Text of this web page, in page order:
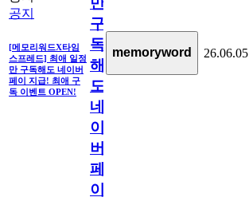
공지
[메모리워드X타임
스프레드] 최애 일정
만 구독해도 네이버
페이 지급! 최애 구
독 이벤트 OPEN!
구
독
해
도
네
이
버
페
이
memoryword 26.06.05